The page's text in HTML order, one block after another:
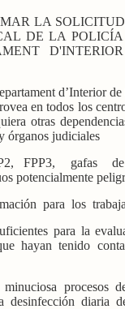
LA SOLICITUD
DE LA
D'INTERIOR
d’Interior de
en todos los
otras
órganos judiciales
FPP3, gafas de
potencialmente
para los
para la
hayan tenido
minuciosa procesos
desinfección diaria